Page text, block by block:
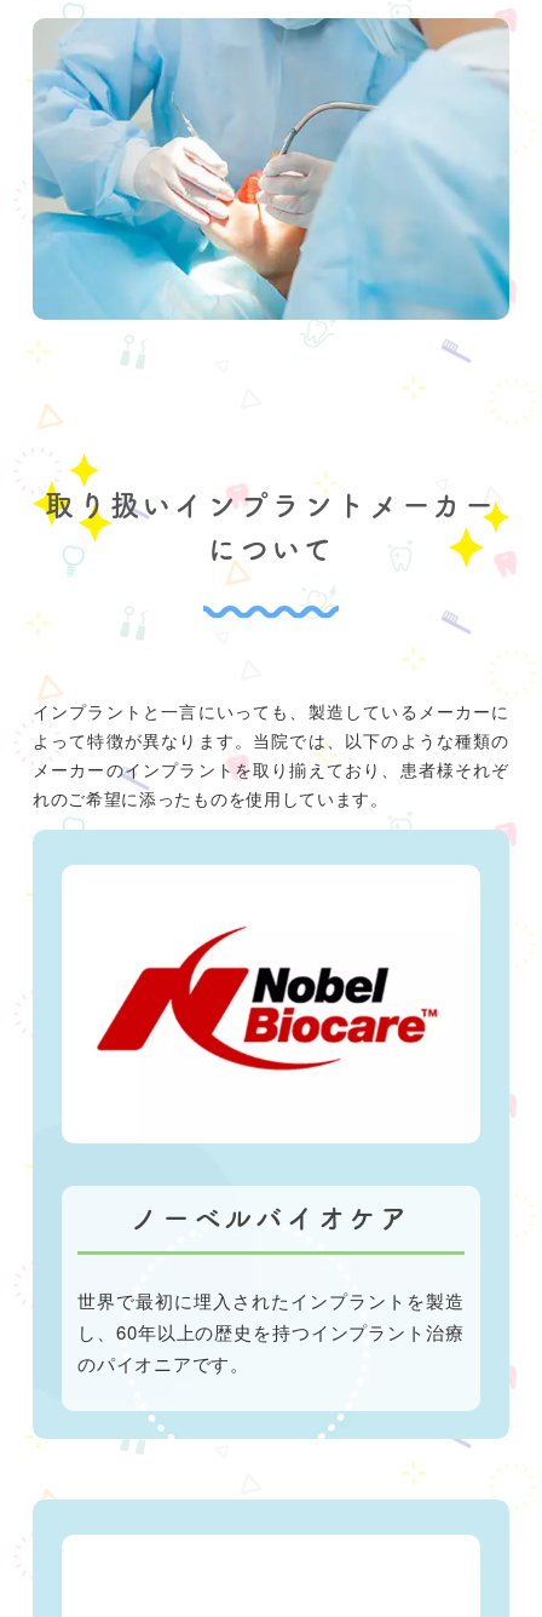
取り扱いインプラントメーカー
について
インプラントと一言にいっても、製造しているメーカーに
よって特徴が異なります。当院では、以下のような種類の
メーカーのインプラントを取り揃えており、患者様それぞ
れのご希望に添ったものを使用しています。
ノーベルバイオケア
世界で最初に埋入されたインプラントを製造
し、60年以上の歴史を持つインプラント治療
のパイオニアです。